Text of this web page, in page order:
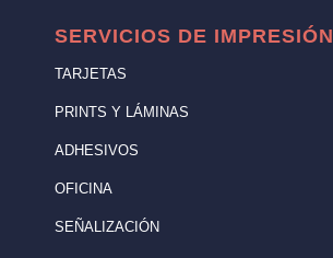
SERVICIOS DE IMPRESIÓN
TARJETAS
PRINTS Y LÁMINAS
ADHESIVOS
OFICINA
SEÑALIZACIÓN